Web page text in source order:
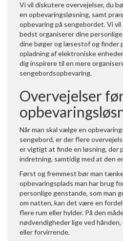
Vi vil diskutere overvejelser, du
en opbevaringsløsning, samt
opbevaring på sengebordet. Vi vil
bedst organiserer dine
dine bøger og læsestof og finder
opladning af elektroniske
dig inspirere til en mere
sengebordsopbevaring.
Overvejelser
Når man skal vælge en
sengebord, er der flere
er vigtigt at finde en løsning, der
indretning, samtidig med at den
Først og fremmest bør man
opbevaringsplads man har brug
personlige genstande, som man
om natten, kan det være en
flere rum eller hylder. På den
nødvendigheder lige ved
eller forvirrende.